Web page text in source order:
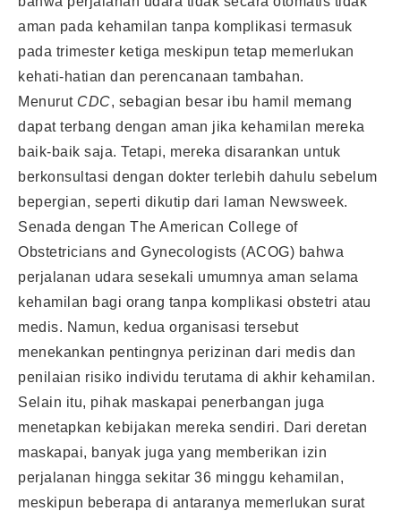
aman pada kehamilan tanpa komplikasi termasuk
pada trimester ketiga meskipun tetap memerlukan
kehati-hatian dan perencanaan tambahan.
Menurut CDC, sebagian besar ibu hamil memang
dapat terbang dengan aman jika kehamilan mereka
baik-baik saja. Tetapi, mereka disarankan untuk
berkonsultasi dengan dokter terlebih dahulu sebelum
bepergian, seperti dikutip dari laman Newsweek.
Senada dengan The American College of
Obstetricians and Gynecologists (ACOG) bahwa
perjalanan udara sesekali umumnya aman selama
kehamilan bagi orang tanpa komplikasi obstetri atau
medis. Namun, kedua organisasi tersebut
menekankan pentingnya perizinan dari medis dan
penilaian risiko individu terutama di akhir kehamilan.
Selain itu, pihak maskapai penerbangan juga
menetapkan kebijakan mereka sendiri. Dari deretan
maskapai, banyak juga yang memberikan izin
perjalanan hingga sekitar 36 minggu kehamilan,
meskipun beberapa di antaranya memerlukan surat